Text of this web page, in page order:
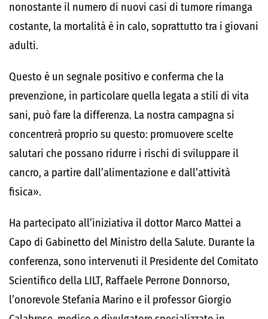
nonostante il numero di nuovi casi di tumore rimanga
costante, la mortalità è in calo, soprattutto tra i giovani
adulti.
Questo è un segnale positivo e conferma che la
prevenzione, in particolare quella legata a stili di vita
sani, può fare la differenza. La nostra campagna si
concentrerà proprio su questo: promuovere scelte
salutari che possano ridurre i rischi di sviluppare il
cancro, a partire dall’alimentazione e dall’attività
fisica».
Ha partecipato all’iniziativa il dottor Marco Mattei a
Capo di Gabinetto del Ministro della Salute. Durante la
conferenza, sono intervenuti il Presidente del Comitato
Scientifico della LILT, Raffaele Perrone Donnorso,
l’onorevole Stefania Marino e il professor Giorgio